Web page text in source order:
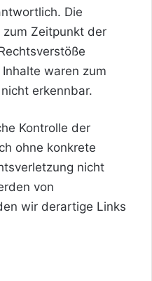
Die
Zeitpunkt der
waren zum
erkennbar.
Kontrolle der
ohne konkrete
nicht
von
wir derartige Links